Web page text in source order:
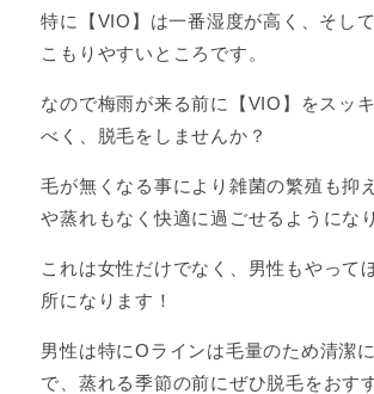
特に【VIO】は一番湿度が高く、そし
こもりやすいところです。
なので梅雨が来る前に【VIO】をスッ
べく、脱毛をしませんか？
毛が無くなる事により雑菌の繁殖も抑
や蒸れもなく快適に過ごせるようにな
これは女性だけでなく、男性もやって
所になります！
男性は特にOラインは毛量のため清潔
で、蒸れる季節の前にぜひ脱毛をおす